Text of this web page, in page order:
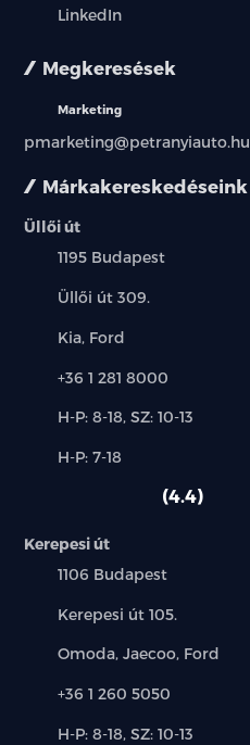
Márkakereskedéseink
Üllői út
Település:
1195 Budapest
Cím:
Üllői út 309.
Márkák:
Kia, Ford
Telefon:
+36 1 281 8000
Új-
használt
H-P: 8-18, SZ: 10-13
Alkatrész,
H-P: 7-18
4.4
Kerepesi út
Település:
1106 Budapest
Cím:
Kerepesi út 105.
Márkák:
Omoda, Jaecoo, Ford
Telefon:
+36 1 260 5050
Új-
H-P: 8-18, SZ: 10-13
LinkedIn
Megkeresések
Marketing
pmarketing@petranyiauto.hu